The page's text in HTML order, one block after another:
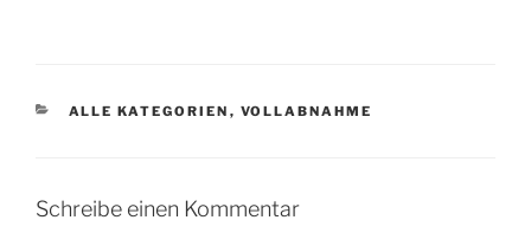
KATEGORIEN
ALLE KATEGORIEN , VOLLABNAHME
Schreibe einen Kommentar